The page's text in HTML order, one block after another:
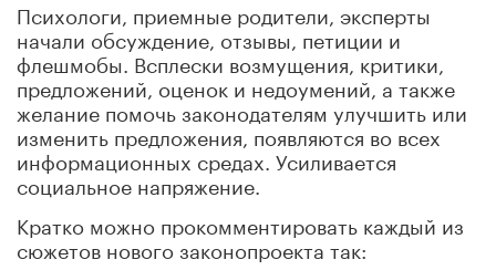
Психологи, приемные родители, эксперты
начали обсуждение, отзывы, петиции и
флешмобы. Всплески возмущения, критики,
предложений, оценок и недоумений, а также
желание помочь законодателям улучшить или
изменить предложения, появляются во всех
информационных средах. Усиливается
социальное напряжение.
Кратко можно прокомментировать каждый из
сюжетов нового законопроекта так: